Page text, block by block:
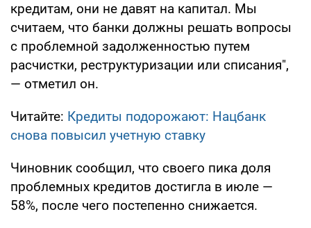
кредитам, они не давят на капитал. Мы
считаем, что банки должны решать вопросы
с проблемной задолженностью путем
расчистки, реструктуризации или списания",
— отметил он.
Читайте: Кредиты подорожают: Нацбанк
снова повысил учетную ставку
Чиновник сообщил, что своего пика доля
проблемных кредитов достигла в июле —
58%, после чего постепенно снижается.